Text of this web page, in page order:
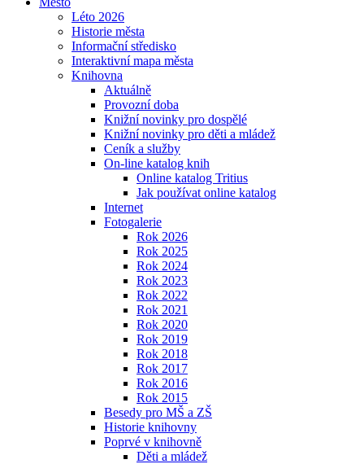
Léto 2026
Historie města
Informační středisko
Interaktivní mapa města
Knihovna
Aktuálně
Provozní doba
Knižní novinky pro dospělé
Knižní novinky pro děti a mládež
Ceník a služby
On-line katalog knih
Online katalog Tritius
Jak používat online katalog
Internet
Fotogalerie
Rok 2026
Rok 2025
Rok 2024
Rok 2023
Rok 2022
Rok 2021
Rok 2020
Rok 2019
Rok 2018
Rok 2017
Rok 2016
Rok 2015
Besedy pro MŠ a ZŠ
Historie knihovny
Poprvé v knihovně
Děti a mládež